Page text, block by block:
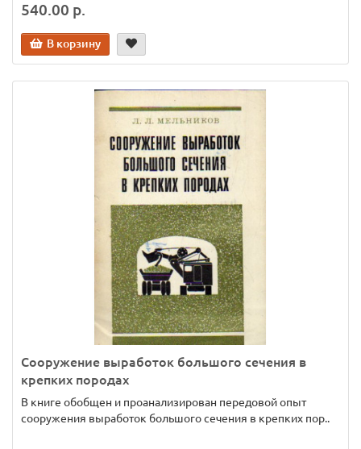
540.00 р.
В корзину
Сооружение выработок большого сечения в
крепких породах
В книге обобщен и проанализирован передовой опыт
сооружения выработок большого сечения в крепких пор..